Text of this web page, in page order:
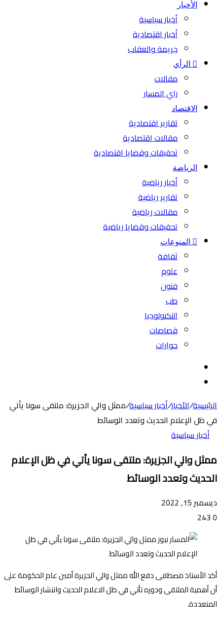
الأخبار
أخبار سياسية
أخبار اقتصادية
جريمة والعقاب
الرأي
مقالات
راي المسار
الاقتصاد
تقارير اقتصادية
مقالات اقتصادية
تحقيقات وقضايا اقتصادية
الرياضة
أخبار رياضية
تقارير رياضية
مقالات رياضية
تحقيقات وقضايا رياضية
المنوعات
ثقافة
علوم
فنون
طب
التكنولوجيا
قصاصات
حوارات
الرئيسية/الأخبار/أخبار سياسية/ممثل والي الجزيرة: ملتقى سونا يأتي
في ظل الإعلام الحديث وتعدد الوسائط
أخبار سياسية
ممثل والي الجزيرة: ملتقى سونا يأتي في ظل الإعلام
الحديث وتعدد الوسائط
ديسمبر 15, 2022
0
أكد الأستاذ مصطفى دفع الله ممثل والي الجزيرة أمين عام الحكومة على
أن أهمية الملتقى ودوره تأتي في ظل الاعلام الحديث وانتشار الوسائط
المتعددة.